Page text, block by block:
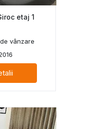
etaj 1
vânzare